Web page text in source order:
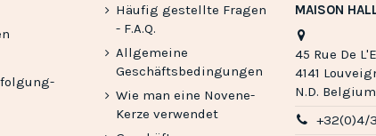
Häufig gestellte Fragen
- F.A.Q.
Allgemeine
Geschäftsbedingungen
Wie man eine Novene-
Kerze verwendet
MAISON
45 Rue De
4141
N.D.
+32(0)4/